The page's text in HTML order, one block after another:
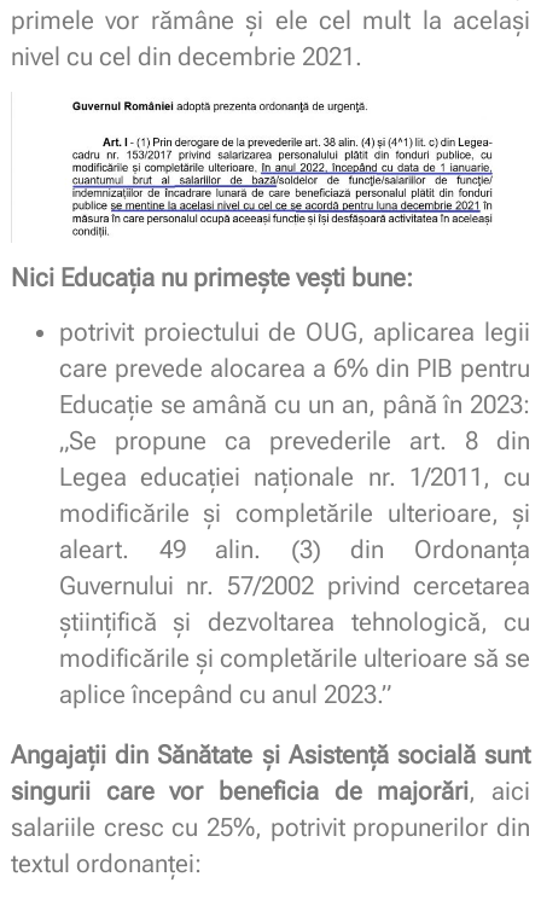
primele vor rămâne și ele cel mult la același
nivel cu cel din decembrie 2021.
Nici Educația nu primește vești bune:
potrivit proiectului de OUG, aplicarea legii
care prevede alocarea a 6% din PIB pentru
Educație se amână cu un an, până în 2023:
„Se propune ca prevederile art. 8 din
Legea educaţiei naţionale nr. 1/2011, cu
modificările şi completările ulterioare, și
aleart. 49 alin. (3) din Ordonanţa
Guvernului nr. 57/2002 privind cercetarea
ştiinţifică şi dezvoltarea tehnologică, cu
modificările şi completările ulterioare să se
aplice începând cu anul 2023.”
Angajații din Sănătate și Asistență socială sunt
singurii care vor beneficia de majorări, aici
salariile cresc cu 25%, potrivit propunerilor din
textul ordonanței: